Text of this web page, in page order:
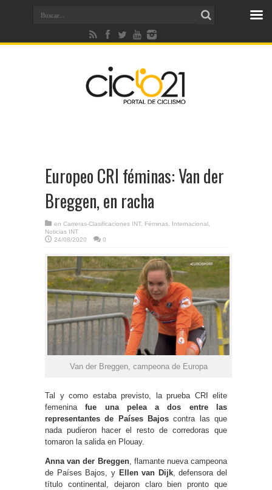
Europeo CRI féminas: Van der
Breggen, en racha
en Carreras-Clasificaciones INT, Féminas Internacional
Noticias INT
24/08/2020
0
Van der Breggen, campeona de Europa
Tal y como estaba previsto, la prueba CRI elite
femeninafue una pelea a dos entre las
representantes de Países Bajos contra las que
nada pudieron hacer el resto de corredoras que
tomaron la salida en Plouay.
Anna van der Breggen, flamante nueva campeona
de Países Bajos, y Ellen van Dijk, defensora del
título continental, dejaron claro bien pronto que